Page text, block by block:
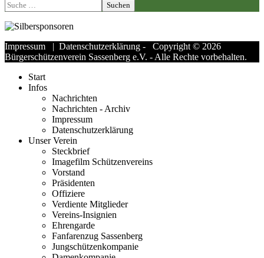
Suchen
Impressum | Datenschutzerklärung - Copyright © 2026
Bürgerschützenverein Sassenberg e.V. - Alle Rechte vorbehalten.
Start
Infos
Nachrichten
Nachrichten - Archiv
Impressum
Datenschutzerklärung
Unser Verein
Steckbrief
Imagefilm Schützenvereins
Vorstand
Präsidenten
Offiziere
Verdiente Mitglieder
Vereins-Insignien
Ehrengarde
Fanfarenzug Sassenberg
Jungschützenkompanie